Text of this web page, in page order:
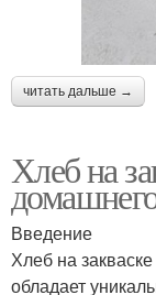
читать дальше →
Хлеб на
Введение
Хлеб на
обладает